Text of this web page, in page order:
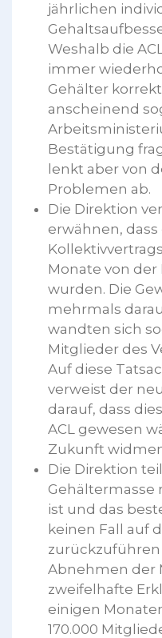
jährlichen
Weshalb die
immer
Gehälter
anscheinend
Bestätigung
lenkt aber von
Problemen ab.
Die Direktion
erwähnen, dass
Monate von
wurden. Die
mehrmals
wandten sich
Mitglieder des
Auf diese
verweist der
darauf, dass
ACL gewesen
Zukunft
Die Direktion
Gehältermasse
ist und das
keinen Fall auf
zurückzuführen
Abnehmen der
zweifelhafte
einigen
170.000